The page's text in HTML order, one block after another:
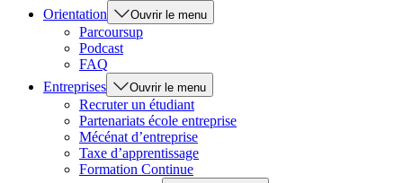
Orientation
Ouvrir le menu
Parcoursup
Podcast
FAQ
Entreprises
Ouvrir le menu
Recruter un étudiant
Partenariats école entreprise
Mécénat d’entreprise
Taxe d’apprentissage
Formation Continue